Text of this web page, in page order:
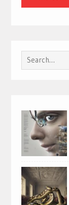
Search
for: